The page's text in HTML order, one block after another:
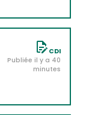
CDI
Publiée il y a 40
minutes